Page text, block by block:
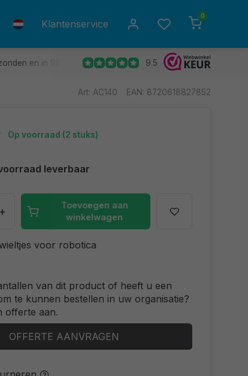
Klantenservice
0
en in 98% van de gevallen de volgende dag in huis.
9.5
Art: AC140 EAN: 8720618827852
Op voorraad (2 stuks)
leverbaar
+
Toevoegen aan
winkelwagen
voor robotica
van dit product of heeft u een
te kunnen bestellen in uw organisatie?
offerte aan.
OFFERTE AANVRAGEN